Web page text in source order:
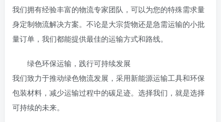
我们拥有经验丰富的物流专家团队，可以为您的特殊需求量
身定制物流解决方案。不论是大宗货物还是急需运输的小批
量订单，我们都能提供最佳的运输方式和路线。
绿色环保运输，践行可持续发展
我们致力于推动绿色物流发展，采用新能源运输工具和环保
包装材料，减少运输过程中的碳足迹。选择我们，就是选择
可持续的未来。